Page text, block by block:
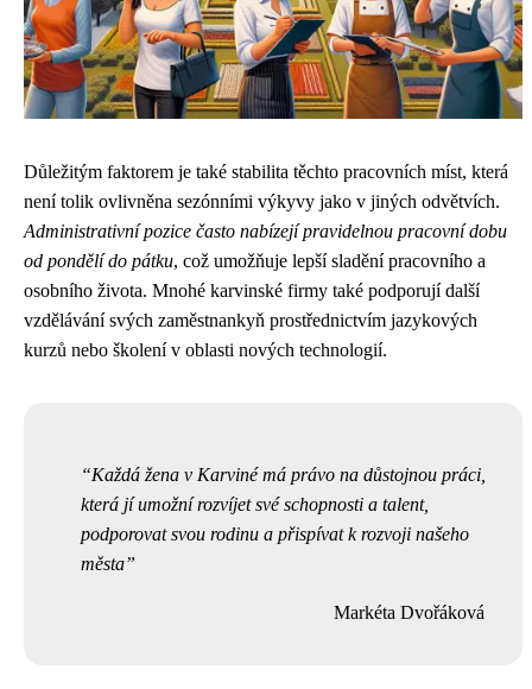
Důležitým faktorem je také stabilita těchto pracovních míst, která
není tolik ovlivněna sezónními výkyvy jako v jiných odvětvích.
Administrativní pozice často nabízejí pravidelnou pracovní dobu
od pondělí do pátku, což umožňuje lepší sladění pracovního a
osobního života. Mnohé karvinské firmy také podporují další
vzdělávání svých zaměstnankyň prostřednictvím jazykových
kurzů nebo školení v oblasti nových technologií.
Každá žena v Karviné má právo na důstojnou práci,
která jí umožní rozvíjet své schopnosti a talent,
podporovat svou rodinu a přispívat k rozvoji našeho
města
Markéta Dvořáková